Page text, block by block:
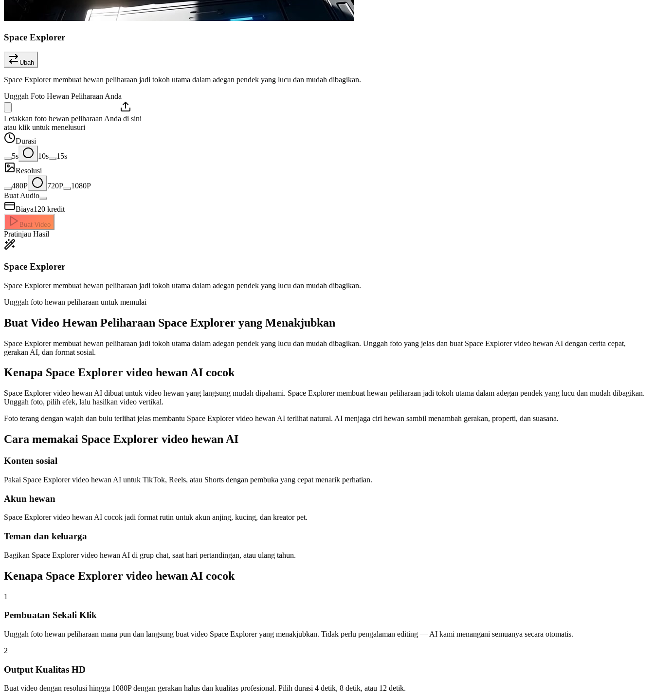
Space Explorer
Ubah
Space Explorer membuat hewan peliharaan jadi tokoh utama dalam adegan pendek yang lucu dan mudah dibagikan.
Unggah Foto Hewan Peliharaan Anda
Letakkan foto hewan peliharaan Anda di sini
atau klik untuk menelusuri
Durasi
5s
10s
15s
Resolusi
480P
720P
1080P
Buat Audio
Biaya120 kredit
Buat Video
Pratinjau Hasil
Space Explorer
Space Explorer membuat hewan peliharaan jadi tokoh utama dalam adegan pendek yang lucu dan mudah dibagikan.
Unggah foto hewan peliharaan untuk memulai
Buat Video Hewan Peliharaan Space Explorer yang Menakjubkan
Space Explorer membuat hewan peliharaan jadi tokoh utama dalam adegan pendek yang lucu dan mudah dibagikan. Unggah foto yang jelas dan buat Space Explorer video hewan AI dengan cerita cepat,
gerakan AI, dan format sosial.
Kenapa Space Explorer video hewan AI cocok
Space Explorer video hewan AI dibuat untuk video hewan yang langsung mudah dipahami. Space Explorer membuat hewan peliharaan jadi tokoh utama dalam adegan pendek yang lucu dan mudah dibagikan.
Unggah foto, pilih efek, lalu hasilkan video vertikal.
Foto terang dengan wajah dan bulu terlihat jelas membantu Space Explorer video hewan AI terlihat natural. AI menjaga ciri hewan sambil menambah gerakan, properti, dan suasana.
Cara memakai Space Explorer video hewan AI
Konten sosial
Pakai Space Explorer video hewan AI untuk TikTok, Reels, atau Shorts dengan pembuka yang cepat menarik perhatian.
Akun hewan
Space Explorer video hewan AI cocok jadi format rutin untuk akun anjing, kucing, dan kreator pet.
Teman dan keluarga
Bagikan Space Explorer video hewan AI di grup chat, saat hari pertandingan, atau ulang tahun.
Kenapa Space Explorer video hewan AI cocok
1
Pembuatan Sekali Klik
Unggah foto hewan peliharaan mana pun dan langsung buat video Space Explorer yang menakjubkan. Tidak perlu pengalaman editing — AI kami menangani semuanya secara otomatis.
2
Output Kualitas HD
Buat video dengan resolusi hingga 1080P dengan gerakan halus dan kualitas profesional. Pilih durasi 4 detik, 8 detik, atau 12 detik.